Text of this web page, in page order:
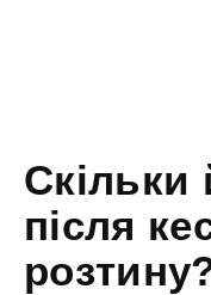
Скільки
після